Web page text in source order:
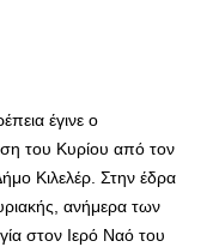
έγινε ο
του Κυρίου από τον
Κιλελέρ. Στην έδρα
ανήμερα των
στον Ιερό Ναό του